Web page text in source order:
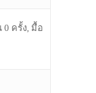
0 ครั้ง, มื้อ